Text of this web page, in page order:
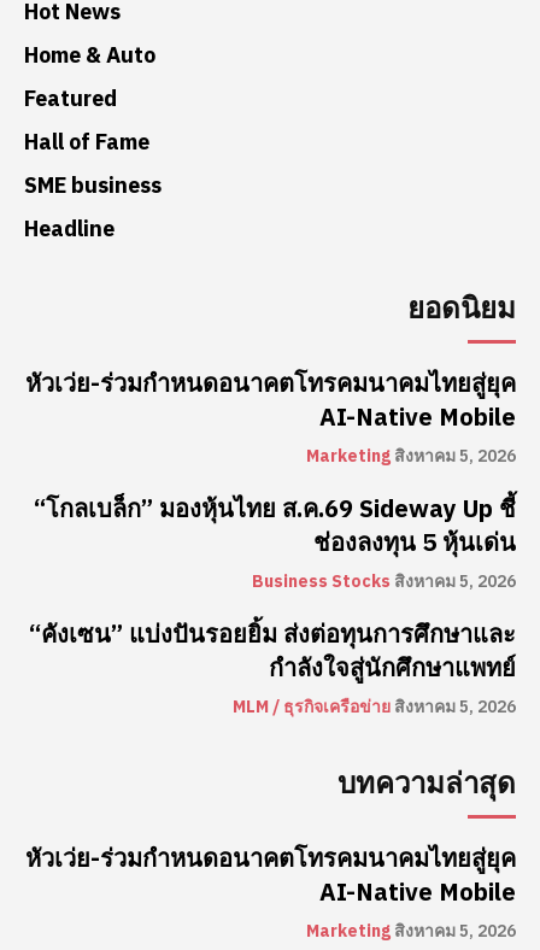
Hot News
Home & Auto
Featured
Hall of Fame
SME business
Headline
ยอดนิยม
หัวเว่ย-ร่วมกำหนดอนาคตโทรคมนาคมไทยสู่ยุค
AI-Native Mobile
Marketingสิงหาคม 5, 2026
“โกลเบล็ก” มองหุ้นไทย ส.ค.69 Sideway Up ชี้
ช่องลงทุน 5 หุ้นเด่น
Business Stocks สิงหาคม 5, 2026
“คังเซน” แบ่งปันรอยยิ้ม ส่งต่อทุนการศึกษาและ
กำลังใจสู่นักศึกษาแพทย์
MLM / ธุรกิจเครือข่ายสิงหาคม 5, 2026
บทความล่าสุด
หัวเว่ย-ร่วมกำหนดอนาคตโทรคมนาคมไทยสู่ยุค
AI-Native Mobile
Marketingสิงหาคม 5, 2026